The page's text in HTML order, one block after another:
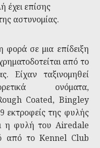
έχει επίσης
αστυνομίας.
σε μια επίδειξη
από το
Είχαν ταξινομηθεί
ονόματα,
Coated, Bingley
εκτροφείς της φυλής
η φυλή του Airedale
από το Kennel Club